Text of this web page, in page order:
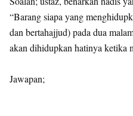
“Barang siapa yang
dan bertahajjud) pada dua
akan dihidupkan hatinya ketika
Jawapan;